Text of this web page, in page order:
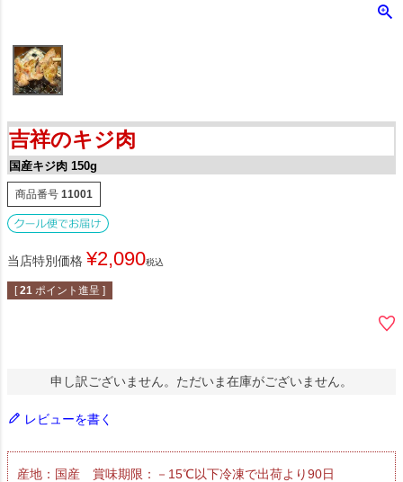
吉祥のキジ肉
国産キジ肉 150g
商品番号 11001
当店特別価格 ¥2,090税込
[ 21 ポイント進呈 ]
申し訳ございません。ただいま在庫がございません。
レビューを書く
産地：国産 賞味期限：－15℃以下冷凍で出荷より90日